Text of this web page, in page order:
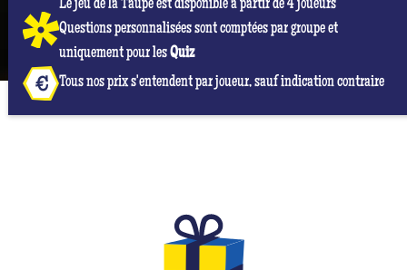
Le jeu de la Taupe est disponible à partir de 4 joueurs
Questions personnalisées sont comptées par groupe et
uniquement pour lesQuiz
Tous nos prix s'entendent par joueur, sauf indication contraire